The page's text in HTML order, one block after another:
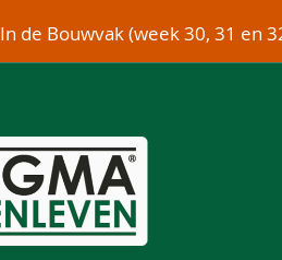
In de Bouwvak (week 30, 31 en